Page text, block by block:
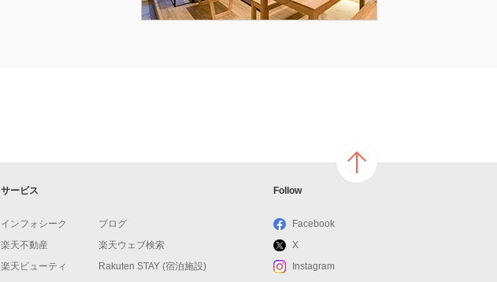
サービス
インフォシーク
楽天不動産
楽天ビューティ
ブログ
楽天ウェブ検索
Rakuten STAY (宿泊施設)
Follow
Facebook
X
Instagram